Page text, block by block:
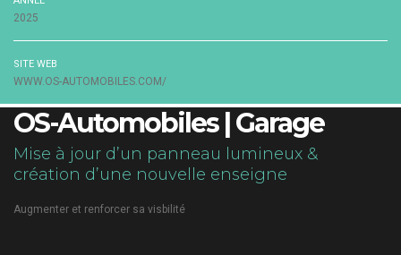
2025
SITE WEB
WWW.OS-AUTOMOBILES.COM/
OS-Automobiles | Garage
Mise à jour d’un panneau lumineux &
création d’une nouvelle enseigne
Augmenter et renforcer sa visbilité